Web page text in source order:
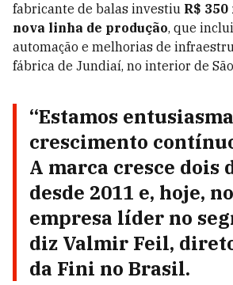
fabricante de balas investiu R$
nova linha de produção, que
automação e melhorias de
fábrica de Jundiaí, no interior de
“Estamos
crescimento
A marca cresce dois
desde 2011 e, hoje,
empresa líder no
diz Valmir Feil,
da Fini no Brasil.